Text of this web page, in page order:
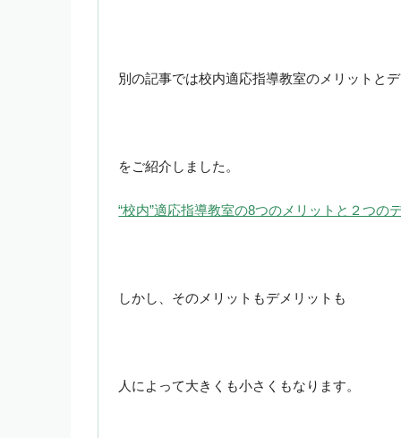
別の記事では校内適応指導教室のメリットと
をご紹介しました。
“校内”適応指導教室の8つのメリットと２つの
しかし、そのメリットもデメリットも
人によって大きくも小さくもなります。